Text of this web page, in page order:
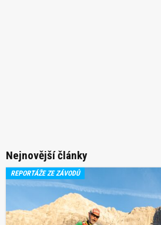
Nejnovější články
REPORTÁŽE ZE ZÁVODŮ